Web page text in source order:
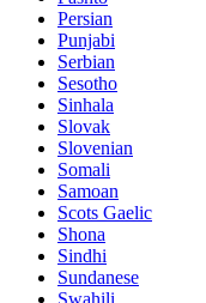
Persian
Punjabi
Serbian
Sesotho
Sinhala
Slovak
Slovenian
Somali
Samoan
Scots Gaelic
Shona
Sindhi
Sundanese